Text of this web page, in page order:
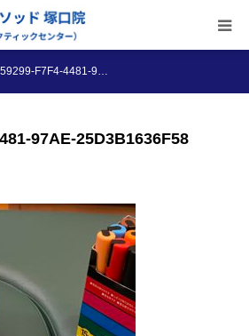
F7F4-4481-9…
97AE-25D3B1636F58